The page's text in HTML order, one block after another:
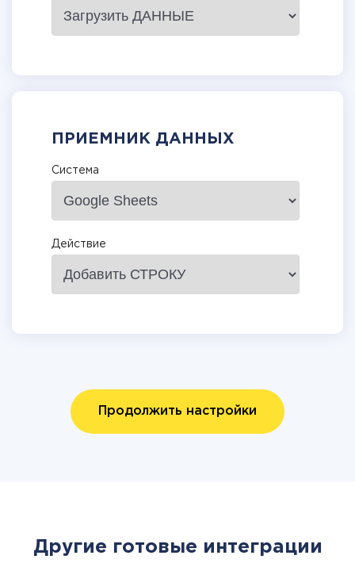
ПРИЕМНИК ДАННЫХ
Система
Действие
Продолжить настройки
Другие готовые интеграции